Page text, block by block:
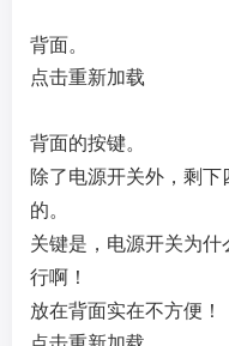
背面。
点击重新加载
背面的按键。
除了电源开关外，剩
的。
关键是，电源开关为
行啊！
放在背面实在不方便！